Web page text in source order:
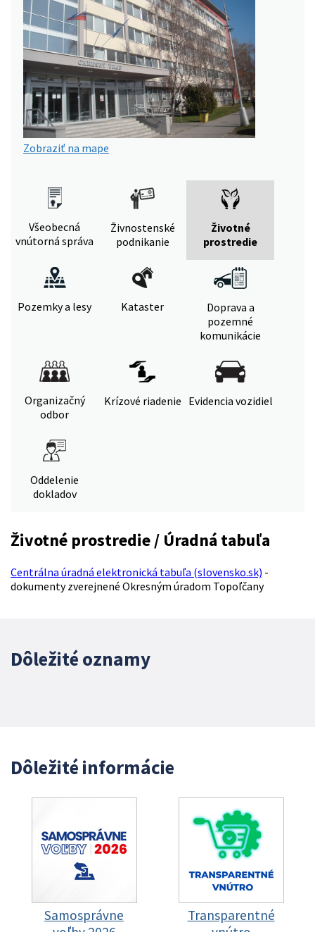
Zobraziť na mape
Všeobecná
vnútorná správa
Živnostenské
podnikanie
Životné
prostredie
Pozemky a lesy Kataster
Doprava a
pozemné
komunikácie
Organizačný
odbor
Krízové riadenie Evidencia vozidiel
Oddelenie
dokladov
Životné prostredie / Úradná tabuľa
Centrálna úradná elektronická tabuľa (slovensko.sk) -
dokumenty zverejnené Okresným úradom Topoľčany
Dôležité oznamy
Dôležité informácie
Samosprávne
Transparentné